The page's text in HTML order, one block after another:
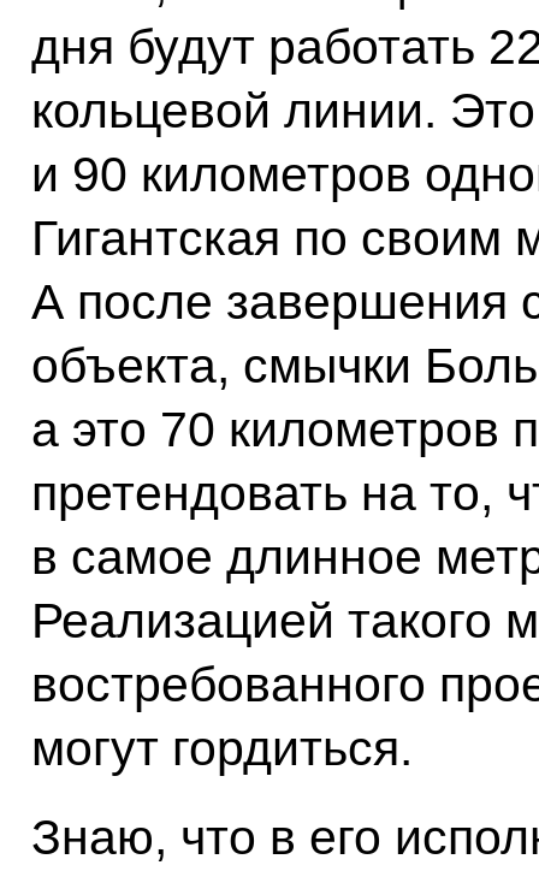
дня будут работать
кольцевой линии.
и 90 километров
Гигантская по
А после завершения
объекта, смычки
а это 70 километров
претендовать на то,
в самое длинное
Реализацией такого
востребованного
могут гордиться.
Знаю, что в его